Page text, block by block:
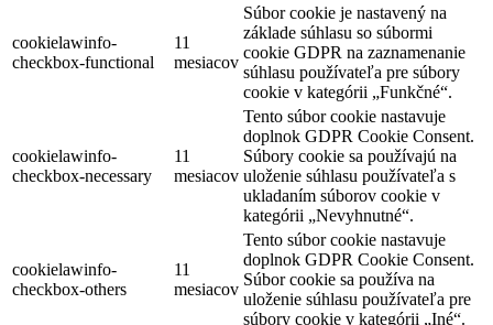
cookielawinfo-
checkbox-functional
11
mesiacov
Súbor cookie je nastavený na
základe súhlasu so súbormi
cookie GDPR na zaznamenanie
súhlasu používateľa pre súbory
cookie v kategórii „Funkčné“.
cookielawinfo-
checkbox-necessary
11
mesiacov
Tento súbor cookie nastavuje
doplnok GDPR Cookie Consent.
Súbory cookie sa používajú na
uloženie súhlasu používateľa s
ukladaním súborov cookie v
kategórii „Nevyhnutné“.
cookielawinfo-
checkbox-others
11
mesiacov
Tento súbor cookie nastavuje
doplnok GDPR Cookie Consent.
Súbor cookie sa používa na
uloženie súhlasu používateľa pre
súbory cookie v kategórii „Iné“.